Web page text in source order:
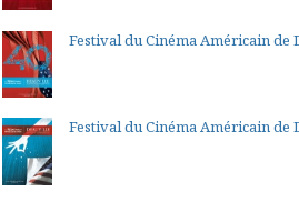
Festival du Cinéma Américain de
Festival du Cinéma Américain de